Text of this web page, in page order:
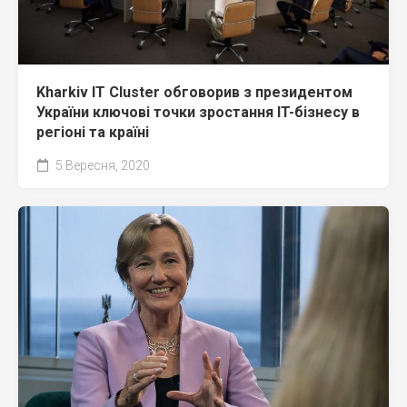
Kharkiv IT Cluster обговорив з президентом
України ключові точки зростання IT-бізнесу в
регіоні та країні
5 Вересня, 2020